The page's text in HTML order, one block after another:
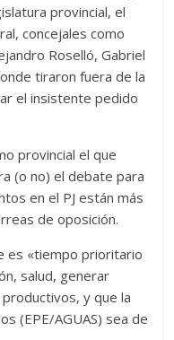
provincial, el
concejales como
Roselló, Gabriel
tiraron fuera de la
el insistente pedido
provincial el que
(o no) el debate para
en el PJ están más
de oposición.
es «tiempo prioritario
salud, generar
y que la
(EPE/AGUAS) sea de